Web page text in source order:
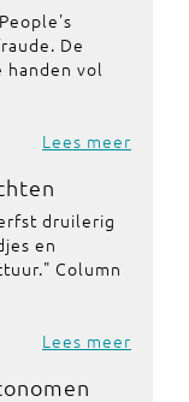
De
vol
Lees meer
druilerig
en
Column
Lees meer